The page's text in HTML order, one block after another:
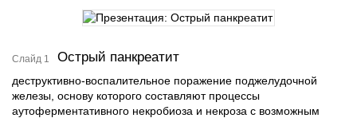
Слайд 1 Острый панкреатит
деструктивно-воспалительное поражение поджелудочной
железы, основу которого составляют процессы
аутоферментативного некробиоза и некроза с возможным